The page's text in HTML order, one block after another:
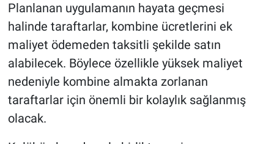
Planlanan uygulamanın hayata geçmesi
halinde taraftarlar, kombine ücretlerini ek
maliyet ödemeden taksitli şekilde satın
alabilecek. Böylece özellikle yüksek maliyet
nedeniyle kombine almakta zorlanan
taraftarlar için önemli bir kolaylık sağlanmış
olacak.